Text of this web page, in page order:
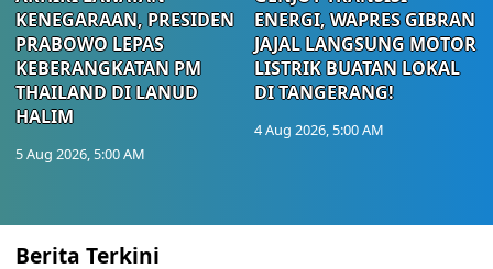
KENEGARAAN, PRESIDEN
PRABOWO LEPAS
KEBERANGKATAN PM
THAILAND DI LANUD
HALIM
5 Aug 2026, 5:00 AM
ENERGI, WAPRES GIBRAN
JAJAL LANGSUNG MOTOR
LISTRIK BUATAN LOKAL
DI TANGERANG!
4 Aug 2026, 5:00 AM
Berita Terkini